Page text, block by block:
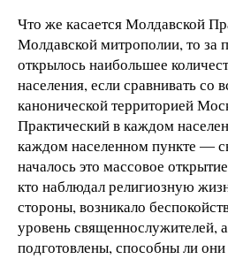
Что же касается Молдавской
Молдавской митрополии, то за
открылось наибольшее
населения, если сравнивать со
канонической территорией
Практический в каждом
каждом населенном пункте ―
началось это массовое
кто наблюдал религиозную
стороны, возникало
уровень священнослужителей,
подготовлены, способны ли они